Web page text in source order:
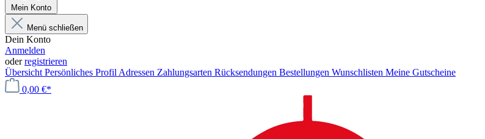
Mein Konto
Menü schließen
Dein Konto
Anmelden
oderregistrieren
Übersicht Persönliches Profil Adressen Zahlungsarten Rücksendungen Bestellungen Wunschlisten Meine Gutscheine
0,00 €*